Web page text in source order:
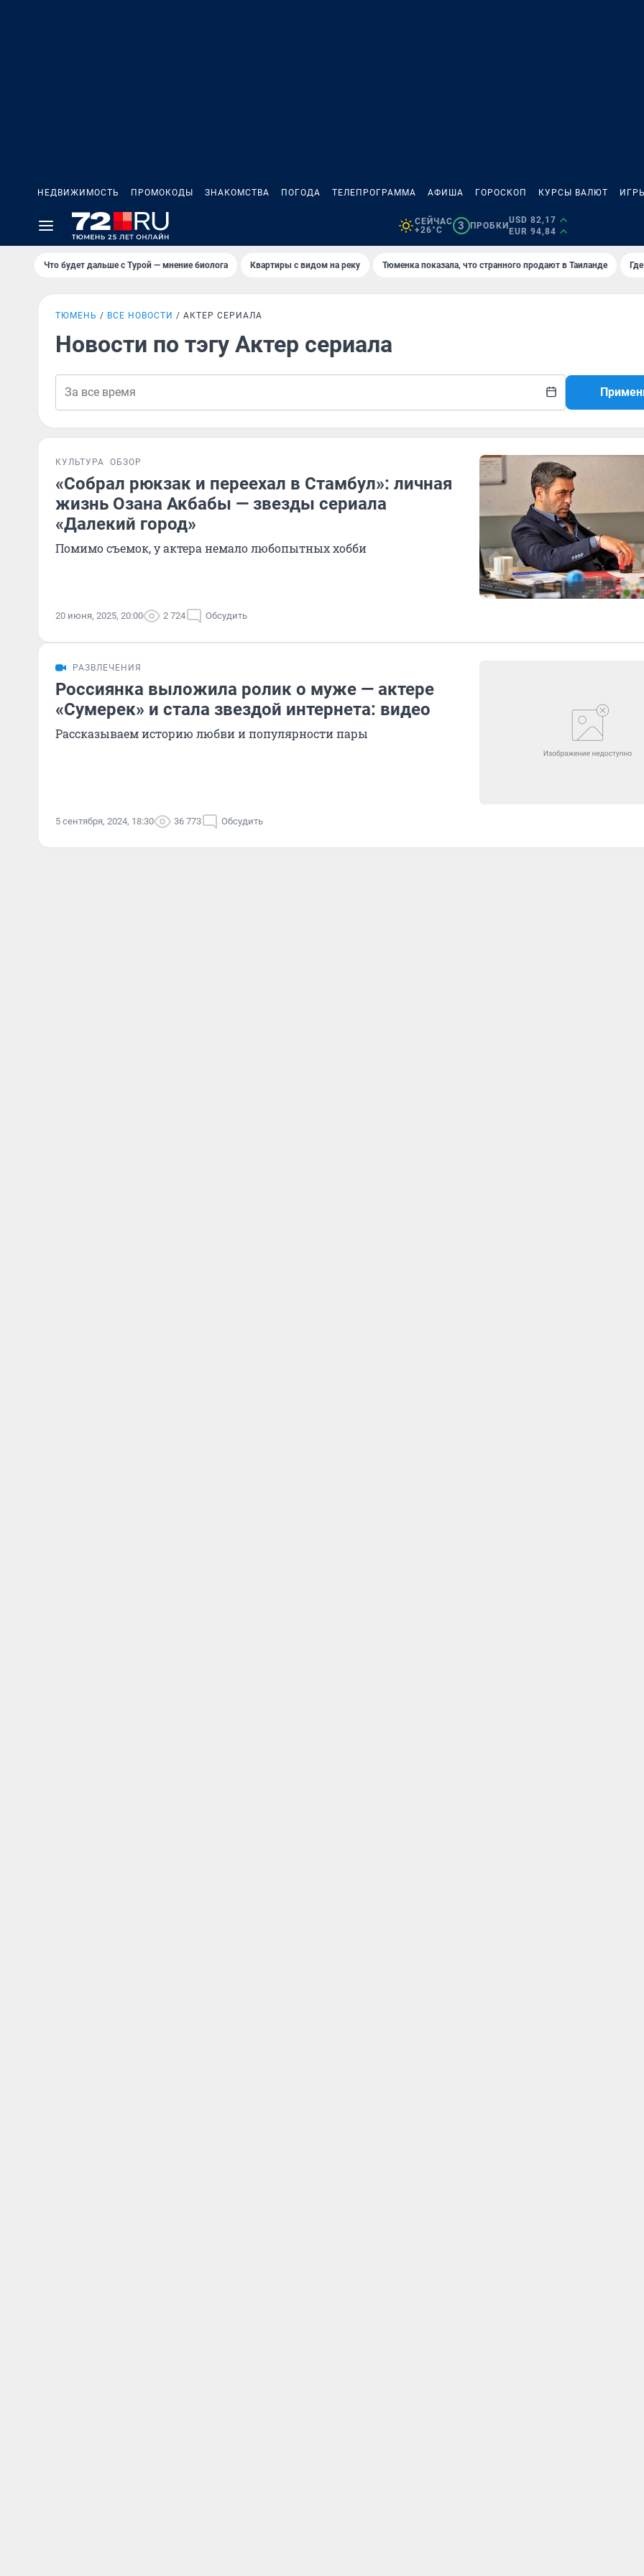
НЕДВИЖИМОСТЬ ПРОМОКОДЫ ЗНАКОМСТВА ПОГОДА ТЕЛЕПРОГРАММА АФИША ГОРОСКОП КУРСЫ ВАЛЮТ
СЕЙЧАС
+26°C
3 ПРОБКИ
USD 82,17
EUR 94,84
Что будет дальше с Турой — мнение биолога Квартиры с видом на реку Тюменка показала, что странного продают в Таиланде
ТЮМЕНЬ ВСЕ НОВОСТИ АКТЕР СЕРИАЛА
Новости по тэгу Актер сериала
КУЛЬТУРА ОБЗОР
«Собрал рюкзак и переехал в Стамбул»: личная
жизнь Озана Акбабы — звезды сериала
«Далекий город»
Помимо съемок, у актера немало любопытных хобби
20 июня, 2025, 20:00 2 724 Обсудить
РАЗВЛЕЧЕНИЯ
Россиянка выложила ролик о муже — актере
«Сумерек» и стала звездой интернета: видео
Рассказываем историю любви и популярности пары
5 сентября, 2024, 18:30 36 773 Обсудить